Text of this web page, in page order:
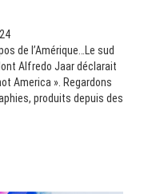
de l’Amérique…Le sud
Alfredo Jaar déclarait
America ». Regardons
produits depuis des